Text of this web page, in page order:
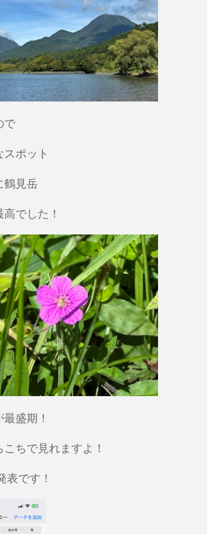
で
ポット
鶴見岳
でした！
盛期！
ちで見れますよ！
表です！